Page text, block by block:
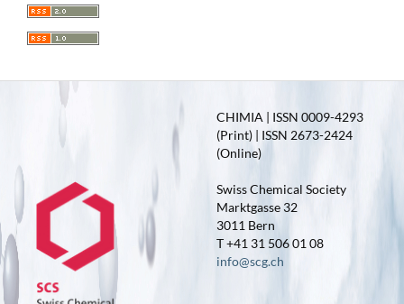
CHIMIA | ISSN 0009-4293
(Print) | ISSN 2673-2424
(Online)
Swiss Chemical Society
Marktgasse 32
3011 Bern
T +41 31 506 01 08
info@scg.ch